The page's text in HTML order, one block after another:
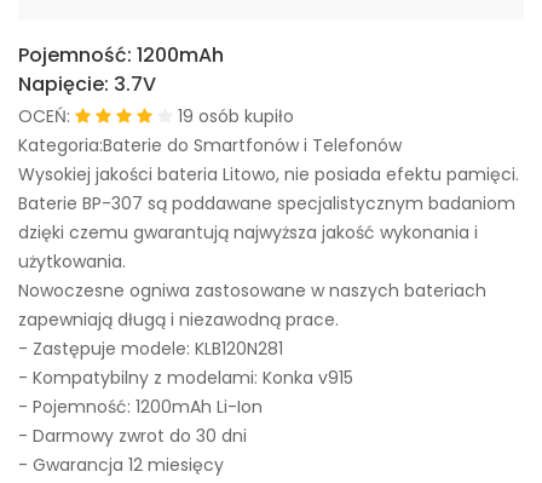
Pojemność: 1200mAh
Napięcie: 3.7V
OCEŃ:
19 osób kupiło
Kategoria:Baterie do Smartfonów i Telefonów
Wysokiej jakości bateria Litowo, nie posiada efektu pamięci.
Baterie BP-307 są poddawane specjalistycznym badaniom
dzięki czemu gwarantują najwyższa jakość wykonania i
użytkowania.
Nowoczesne ogniwa zastosowane w naszych bateriach
zapewniają długą i niezawodną prace.
- Zastępuje modele: KLB120N281
- Kompatybilny z modelami: Konka v915
- Pojemność: 1200mAh Li-Ion
- Darmowy zwrot do 30 dni
- Gwarancja 12 miesięcy